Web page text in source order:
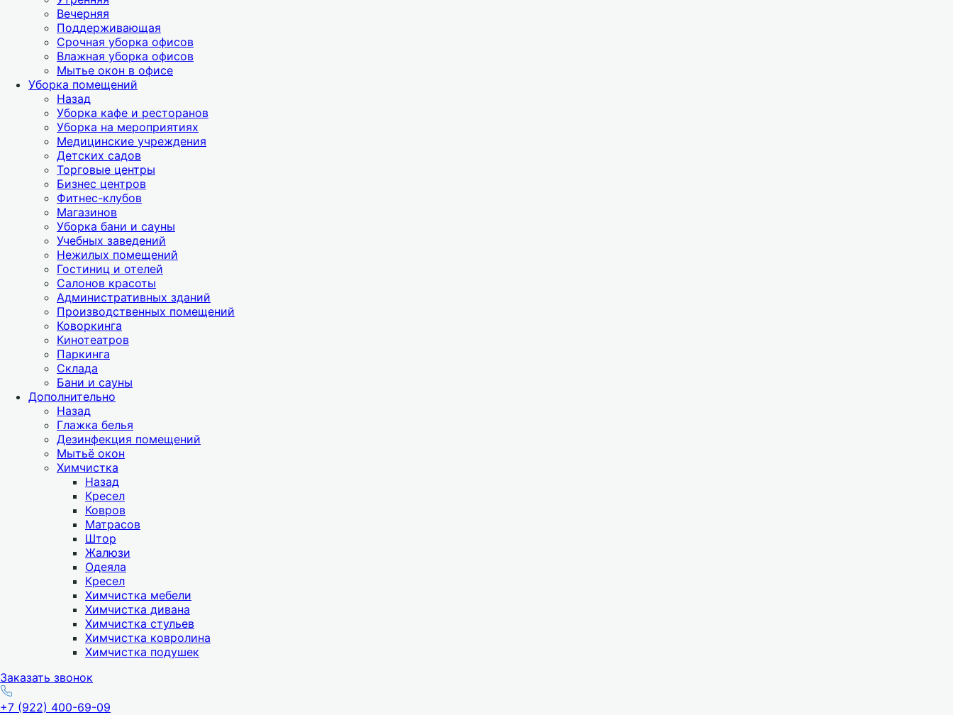
Вечерняя
Поддерживающая
Срочная уборка офисов
Влажная уборка офисов
Мытье окон в офисе
Уборка помещений
Назад
Уборка кафе и ресторанов
Уборка на мероприятиях
Медицинские учреждения
Детских садов
Торговые центры
Бизнес центров
Фитнес-клубов
Магазинов
Уборка бани и сауны
Учебных заведений
Нежилых помещений
Гостиниц и отелей
Салонов красоты
Административных зданий
Производственных помещений
Коворкинга
Кинотеатров
Паркинга
Склада
Бани и сауны
Дополнительно
Назад
Глажка белья
Дезинфекция помещений
Мытьё окон
Химчистка
Назад
Кресел
Ковров
Матрасов
Штор
Жалюзи
Одеяла
Кресел
Химчистка мебели
Химчистка дивана
Химчистка стульев
Химчистка ковролина
Химчистка подушек
Заказать звонок
+7 (922) 400-69-09